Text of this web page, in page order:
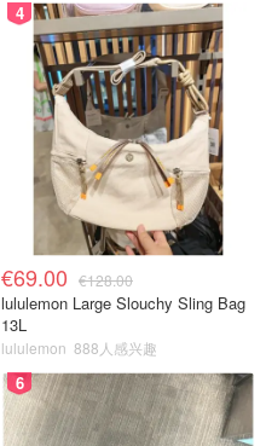
4
€69.00 €128.00
lululemon Large Slouchy Sling Bag
13L
lululemon 888人感兴趣
6